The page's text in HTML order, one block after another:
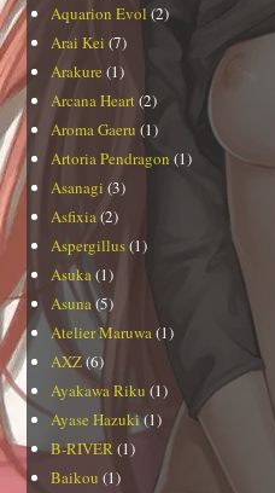
Aquarion Evol (2)
Arai Kei (7)
Arakure (1)
Arcana Heart (2)
Aroma Gaeru (1)
Artoria Pendragon (1)
Asanagi (3)
Asfixia (2)
Aspergillus(1)
Asuka (1)
Asuna(5)
Atelier Maruwa (1)
AXZ(6)
Ayakawa Riku (1)
Ayase Hazuki(1)
B-RIVER (1)
Baikou (1)